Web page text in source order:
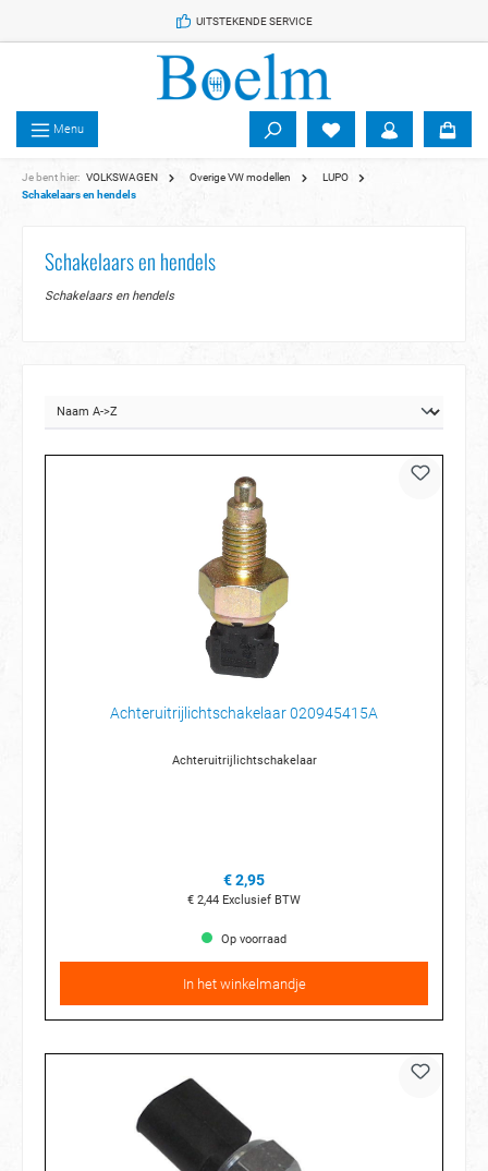
UITSTEKENDE SERVICE
Menu
Je bent hier: VOLKSWAGEN Overige VW modellen
LUPO
Schakelaars en hendels
Schakelaars en hendels
Schakelaars en hendels
Achteruitrijlichtschakelaar 020945415A
Achteruitrijlichtschakelaar
€ 2,95
€ 2,44 Exclusief BTW
Op voorraad
In het winkelmandje